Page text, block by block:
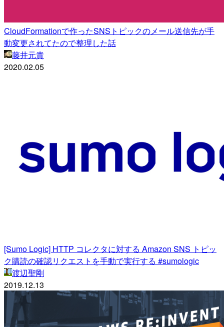
CloudFormationで作ったSNSトピックのメール送信先が手
動変更されてたので整理した話
藤井元貴
2020.02.05
[Sumo Logic] HTTP コレクタに対する Amazon SNS トピッ
ク購読の確認リクエストを手動で実行する #sumologic
渡辺聖剛
2019.12.13